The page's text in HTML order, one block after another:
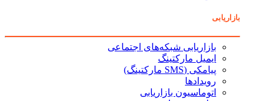
بازاریابی
بازاریابی شبکه‌های اجتماعی
ایمیل مارکتینگ
پیامکی (SMS مارکتینگ)
رویدادها
اتوماسیون بازاریابی